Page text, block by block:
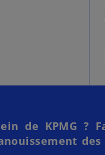
de KPMG ?
des